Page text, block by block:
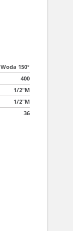
Woda 150°
400
1/2"M
1/2"M
36